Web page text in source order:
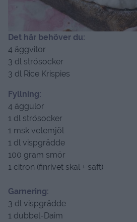
Det här behöver du:
4 äggvitor
3 dl strösocker
3 dl Rice Krispies
Fyllning:
4 äggulor
1 dl strösocker
1 msk vetemjöl
1 dl vispgrädde
100 gram smör
1 citron (finrivet skal + saft)
Garnering:
3 dl vispgrädde
1 dubbel-Daim